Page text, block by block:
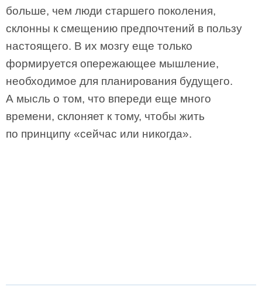
больше, чем люди старшего поколения,
склонны к смещению предпочтений в пользу
настоящего. В их мозгу еще только
формируется опережающее мышление,
необходимое для планирования будущего.
А мысль о том, что впереди еще много
времени, склоняет к тому, чтобы жить
по принципу «сейчас или никогда».